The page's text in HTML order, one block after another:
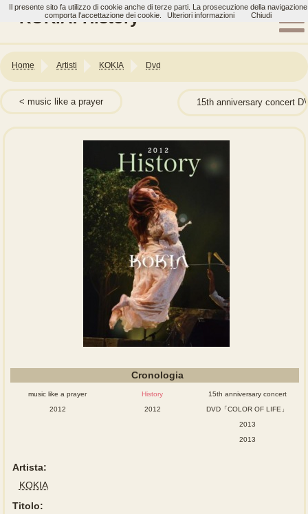
KOKIA: History
Home Artisti KOKIA Dvd
music like a prayer 15th anniversary concert
Cronologia
music like a prayer
2012
History
2012
15th anniversary concert
DVD「COLOR OF LIFE」
2013
2013
Artista:
KOKIA
Titolo:
Il presente sito fa utilizzo di cookie anche di terze parti. La prosecuzione della navigazione
comporta l'accettazione dei cookie.
Ulteriori informazioni Chiudi